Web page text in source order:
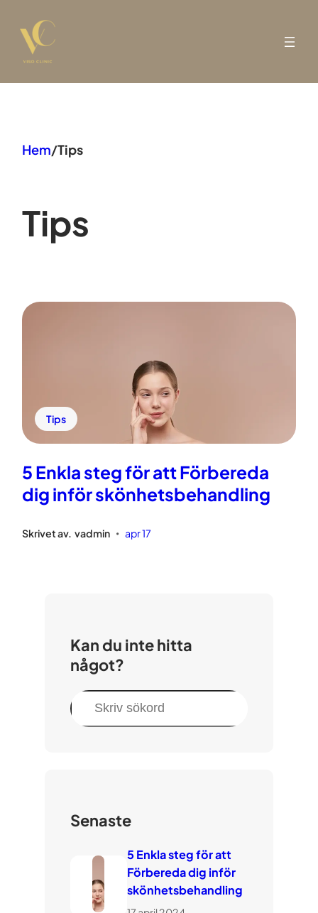
innehåll
Hem/Tips
Tips
Tips
5 Enkla steg för att Förbereda
dig inför skönhetsbehandling
Skrivet av. vadmin • apr 17
Kan du inte hitta
något?
Sök
Senaste
5 Enkla steg för att
Förbereda dig inför
skönhetsbehandling